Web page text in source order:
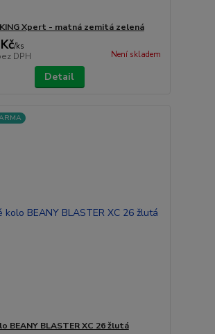
Xpert - matná zemitá zelená
/ks
DPH Není skladem
Detail
BEANY BLASTER XC 26 žlutá